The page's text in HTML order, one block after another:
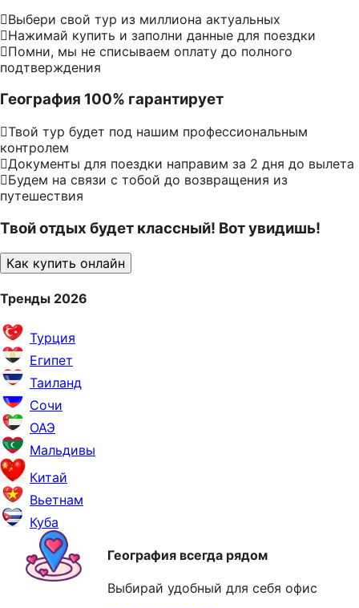
Выбери свой тур из миллиона актуальных
Нажимай купить и заполни данные для поездки
Помни, мы не списываем оплату до полного
подтверждения
География 100% гарантирует
Твой тур будет под нашим профессиональным
контролем
Документы для поездки направим за 2 дня до вылета
Будем на связи с тобой до возвращения из
путешествия
Твой отдых будет классный! Вот увидишь!
Как купить онлайн
Тренды 2026
Турция
Египет
Таиланд
Сочи
ОАЭ
Мальдивы
Китай
Вьетнам
Куба
География всегда рядом
Выбирай удобный для себя офис